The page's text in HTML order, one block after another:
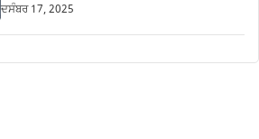
ਦਸੰਬਰ 17, 2025